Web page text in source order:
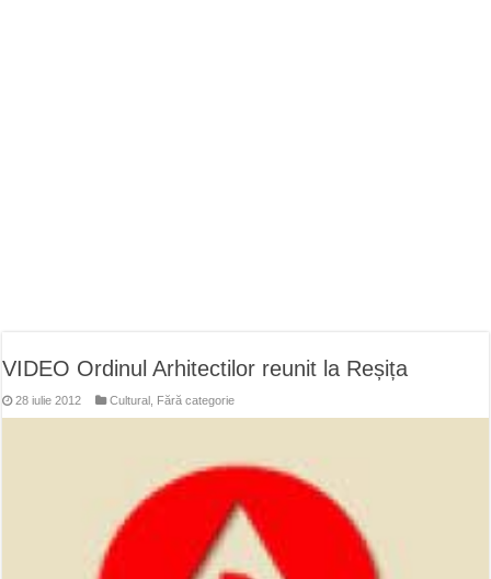
VIDEO Ordinul Arhitectilor reunit la Reșița
28 iulie 2012 Cultural Fără categorie